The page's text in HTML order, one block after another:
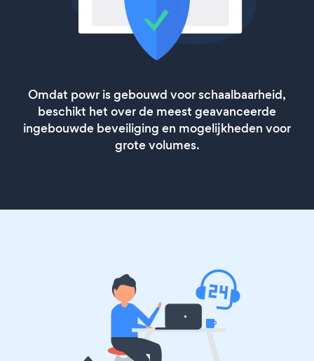
Omdat powr is gebouwd voor schaalbaarheid,
beschikt het over de meest geavanceerde
ingebouwde beveiliging en mogelijkheden voor
grote volumes.